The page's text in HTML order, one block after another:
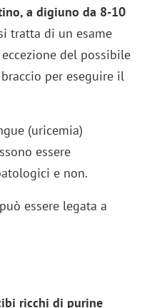
a digiuno da 8-10
tratta di un esame
del possibile
per eseguire il
(uricemia)
essere
e non.
essere legata a
ricchi di purine